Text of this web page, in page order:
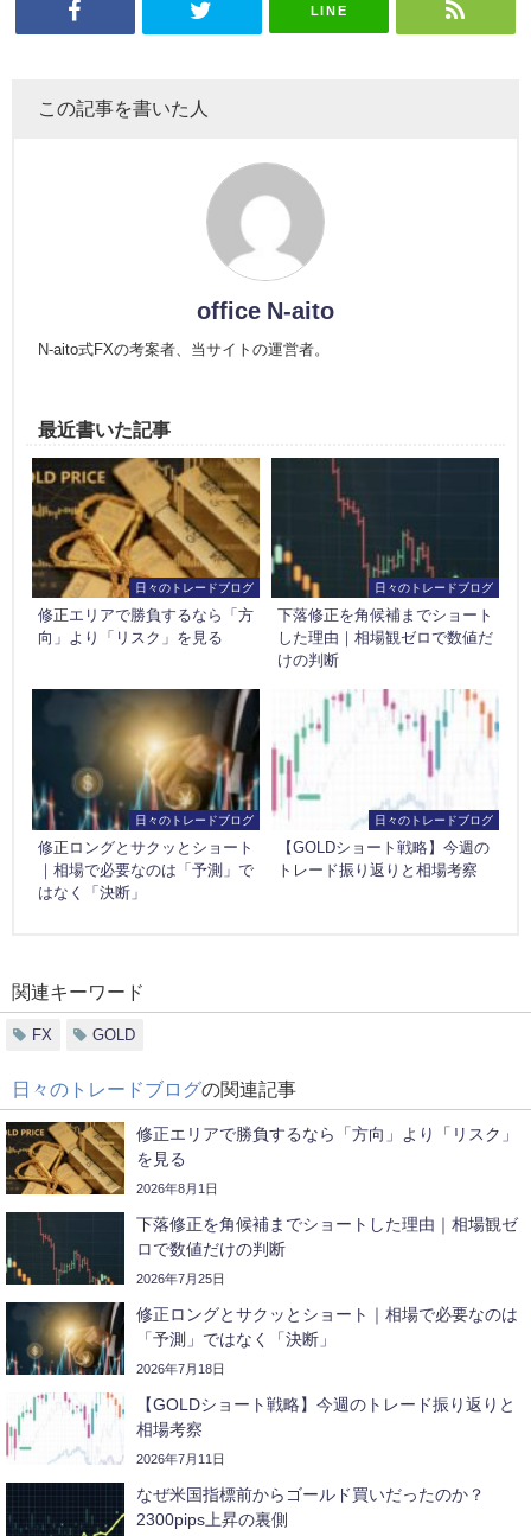
LINE
この記事を書いた人
office N-aito
N-aito式FXの考案者、当サイトの運営者。
最近書いた記事
日々のトレードブログ
修正エリアで勝負するなら「方
向」より「リスク」を見る
日々のトレードブログ
下落修正を角候補までショート
した理由｜相場観ゼロで数値だ
けの判断
日々のトレードブログ
修正ロングとサクッとショート
｜相場で必要なのは「予測」で
はなく「決断」
日々のトレードブログ
【GOLDショート戦略】今週の
トレード振り返りと相場考察
関連キーワード
FX GOLD
日々のトレードブログの関連記事
修正エリアで勝負するなら「方向」より「リスク」
を見る
2026年8月1日
下落修正を角候補までショートした理由｜相場観ゼ
ロで数値だけの判断
2026年7月25日
修正ロングとサクッとショート｜相場で必要なのは
「予測」ではなく「決断」
2026年7月18日
【GOLDショート戦略】今週のトレード振り返りと
相場考察
2026年7月11日
なぜ米国指標前からゴールド買いだったのか？
2300pips上昇の裏側